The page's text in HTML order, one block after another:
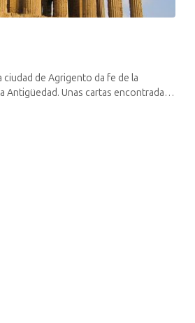
ciudad de Agrigento da fe de la
Antigüedad. Unas cartas encontradas